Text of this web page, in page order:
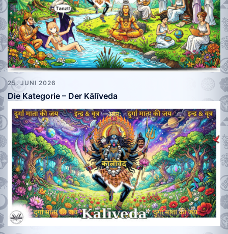
25. JUNI 2026
Die Kategorie – Der Kālīveda